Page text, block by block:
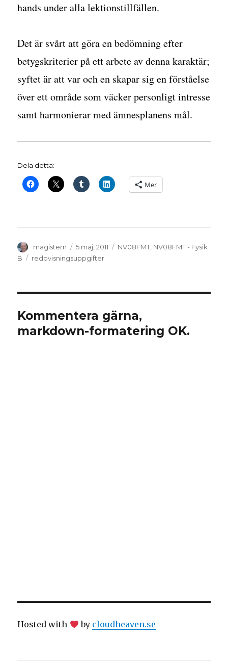
hands under alla lektionstillfällen.
Det är svårt att göra en bedömning efter
betygskriterier på ett arbete av denna karaktär;
syftet är att var och en skapar sig en förståelse
över ett område som väcker personligt intresse
samt harmonierar med ämnesplanens mål.
Dela detta:
Mer
Författare
magistern
Publicerat
den
5 maj, 2011 Kategorier
NV08FMT, NV08FMT - Fysik
B
Etiketter
redovisningsuppgifter
Kommentera gärna,
markdown-formatering OK.
Hosted with by cloudheaven.se